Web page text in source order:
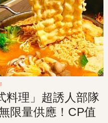
料理」超誘人部隊
限量供應！CP值